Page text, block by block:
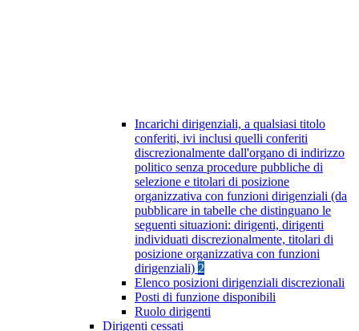
Incarichi dirigenziali, a qualsiasi titolo
conferiti, ivi inclusi quelli conferiti
discrezionalmente dall'organo di indirizzo
politico senza procedure pubbliche di
selezione e titolari di posizione
organizzativa con funzioni dirigenziali (da
pubblicare in tabelle che distinguano le
seguenti situazioni: dirigenti, dirigenti
individuati discrezionalmente, titolari di
posizione organizzativa con funzioni
dirigenziali) 2
Elenco posizioni dirigenziali discrezionali
Posti di funzione disponibili
Ruolo dirigenti
Dirigenti cessati